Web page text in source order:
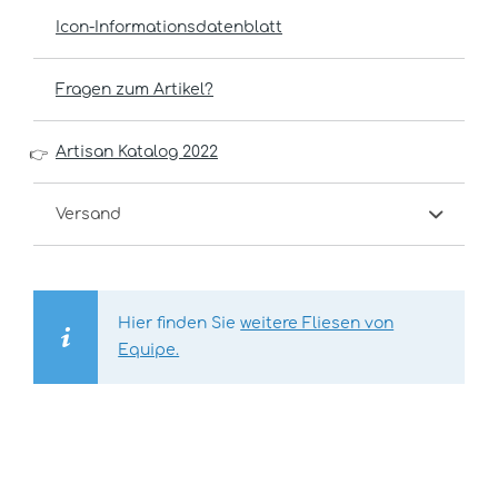
Icon-Informationsdatenblatt
Fragen zum Artikel?
👉 Artisan Katalog 2022
Versand
Hier finden Sieweitere Fliesen von
Equipe.